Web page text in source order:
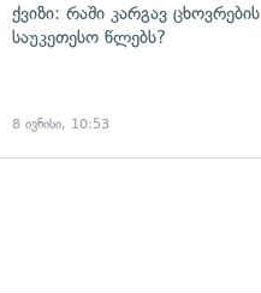
ქვიზი: რაში კარგავ ცხოვრების
საუკეთესო წლებს?
8 ივნისი, 10:53